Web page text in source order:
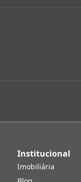
Institucional
Imobiliária